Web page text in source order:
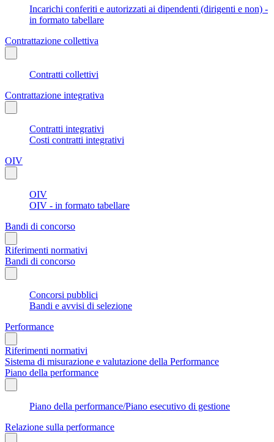
Incarichi conferiti e autorizzati ai dipendenti (dirigenti e non) -
in formato tabellare
Contrattazione collettiva
Contratti collettivi
Contrattazione integrativa
Contratti integrativi
Costi contratti integrativi
OIV
OIV
OIV - in formato tabellare
Bandi di concorso
Riferimenti normativi
Bandi di concorso
Concorsi pubblici
Bandi e avvisi di selezione
Performance
Riferimenti normativi
Sistema di misurazione e valutazione della Performance
Piano della performance
Piano della performance/Piano esecutivo di gestione
Relazione sulla performance